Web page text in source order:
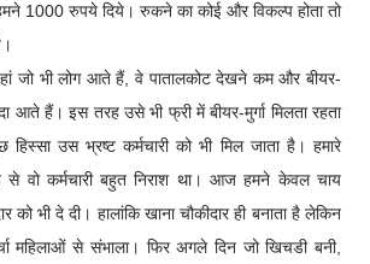
1000 रुपये दिये। रुकने का कोई और विकल्प होता तो
जो भी लोग आते हैं, वे पातालकोट देखने कम और बीयर-
आते हैं। इस तरह उसे भी फ्री में बीयर-मुर्गा मिलता रहता
उस भ्रष्ट कर्मचारी को भी मिल जाता है। हमारे
से वो कर्मचारी बहुत निराश था। आज हमने केवल चाय
को भी दे दी। हालांकि खाना चौकीदार ही बनाता है लेकिन
महिलाओं से संभाला। फिर अगले दिन जो खिचडी बनी,